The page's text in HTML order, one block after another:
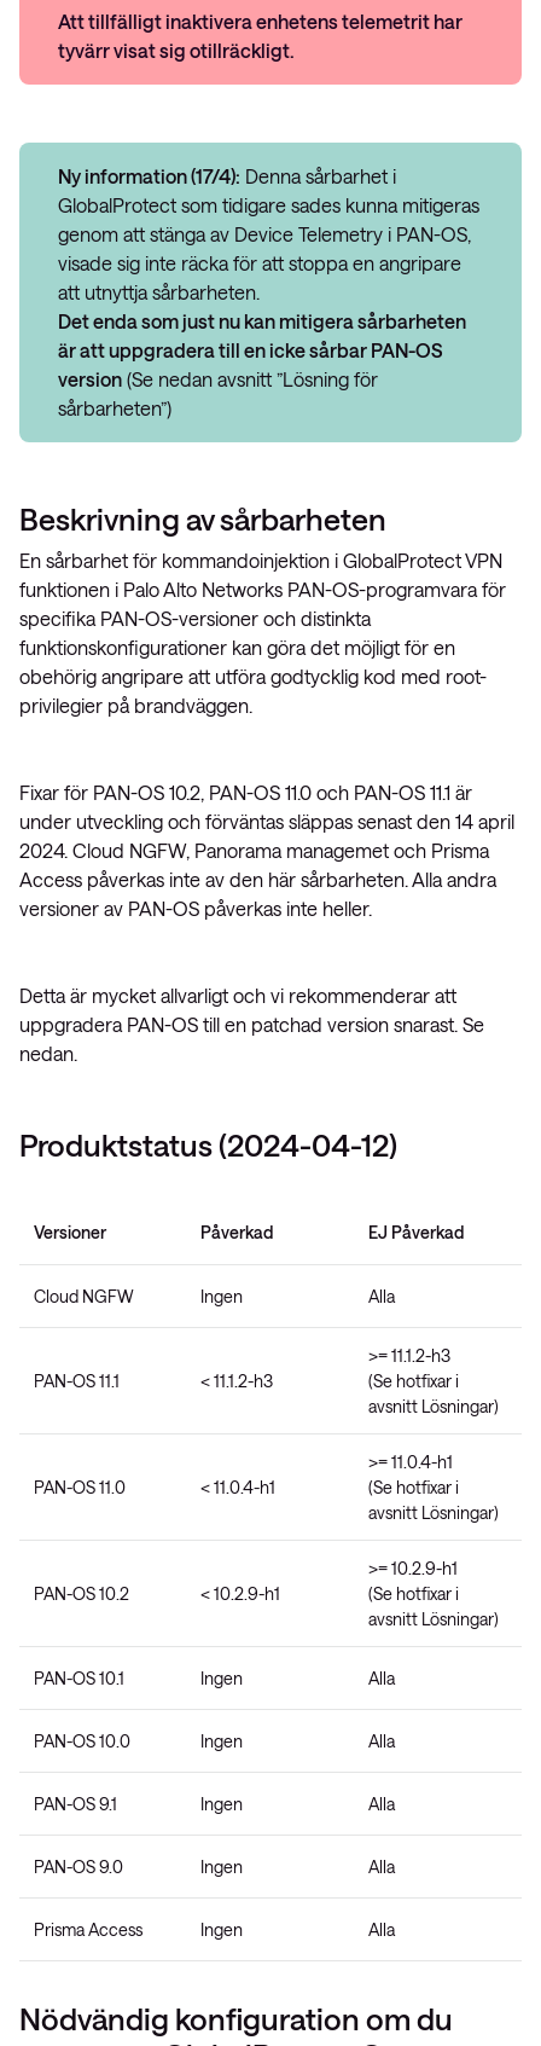
Att tillfälligt inaktivera enhetens telemetrit har
tyvärr visat sig otillräckligt.
Ny information (17/4): Denna sårbarhet i
GlobalProtect som tidigare sades kunna mitigeras
genom att stänga av Device Telemetry i PAN-OS,
visade sig inte räcka för att stoppa en angripare
att utnyttja sårbarheten.
Det enda som just nu kan mitigera sårbarheten
är att uppgradera till en icke sårbar PAN-OS
version (Se nedan avsnitt ”Lösning för
sårbarheten”)
Beskrivning av sårbarheten
En sårbarhet för kommandoinjektion i GlobalProtect VPN
funktionen i Palo Alto Networks PAN-OS-programvara för
specifika PAN-OS-versioner och distinkta
funktionskonfigurationer kan göra det möjligt för en
obehörig angripare att utföra godtycklig kod med root-
privilegier på brandväggen.
Fixar för PAN-OS 10.2, PAN-OS 11.0 och PAN-OS 11.1 är
under utveckling och förväntas släppas senast den 14 april
2024. Cloud NGFW, Panorama managemet och Prisma
Access påverkas inte av den här sårbarheten. Alla andra
versioner av PAN-OS påverkas inte heller.
Detta är mycket allvarligt och vi rekommenderar att
uppgradera PAN-OS till en patchad version snarast. Se
nedan.
Produktstatus (2024-04-12)
Versioner Påverkad EJ Påverkad
Cloud NGFW Ingen Alla
PAN-OS 11.1 < 11.1.2-h3
>= 11.1.2-h3
(Se hotfixar i
avsnitt Lösningar)
PAN-OS 11.0 < 11.0.4-h1
>= 11.0.4-h1
(Se hotfixar i
avsnitt Lösningar)
PAN-OS 10.2 < 10.2.9-h1
>= 10.2.9-h1
(Se hotfixar i
avsnitt Lösningar)
PAN-OS 10.1 Ingen Alla
PAN-OS 10.0 Ingen Alla
PAN-OS 9.1 Ingen Alla
PAN-OS 9.0 Ingen Alla
Prisma Access Ingen Alla
Nödvändig konfiguration om du